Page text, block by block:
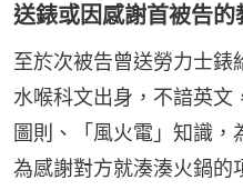
送錶或因感謝首被告的
至於次被告曾送勞力士錶
水喉科文出身，不諳英文
圖則、「風火電」知識，
為感謝對方就湊湊火鍋的